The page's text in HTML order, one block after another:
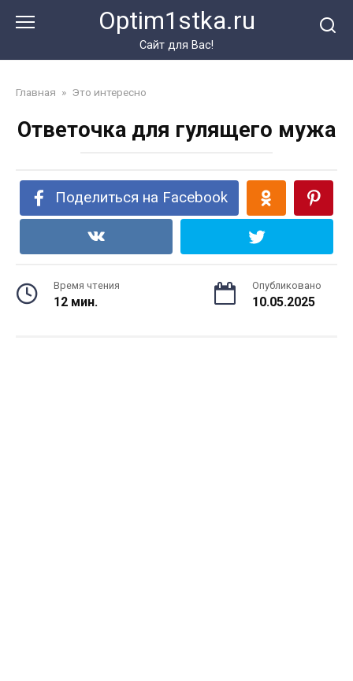
Optim1stka.ru
Сайт для Вас!
Главная » Это интересно
Ответочка для гулящего мужа
Поделиться на Facebook
Время чтения
12 мин.
Опубликовано
10.05.2025